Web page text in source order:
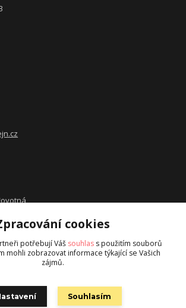
cookies
potřebují Váš souhlas s použitím souborů
mohli zobrazovat informace týkající se Vašich
zájmů.
Souhlasím